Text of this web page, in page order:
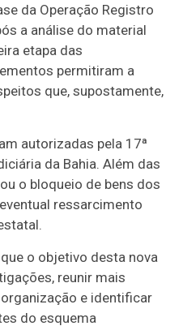
da Operação Registro
a análise do material
etapa das
permitiram a
que, supostamente,
autorizadas pela 17ª
da Bahia. Além das
o bloqueio de bens dos
ressarcimento
o objetivo desta nova
reunir mais
e identificar
do esquema